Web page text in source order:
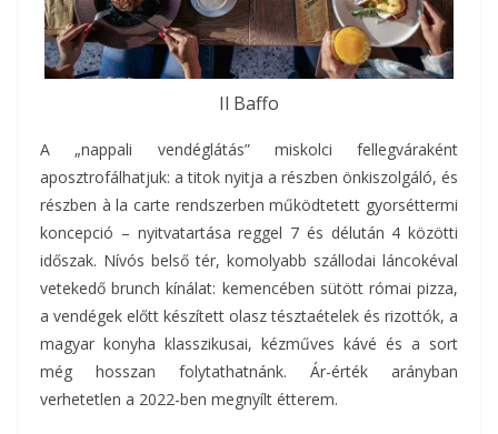
Il Baffo
A „nappali vendéglátás” miskolci fellegváraként
aposztrofálhatjuk: a titok nyitja a részben önkiszolgáló, és
részben à la carte rendszerben működtetett gyorséttermi
koncepció – nyitvatartása reggel 7 és délután 4 közötti
időszak. Nívós belső tér, komolyabb szállodai láncokéval
vetekedő brunch kínálat: kemencében sütött római pizza,
a vendégek előtt készített olasz tésztaételek és rizottók, a
magyar konyha klasszikusai, kézműves kávé és a sort
még hosszan folytathatnánk. Ár-érték arányban
verhetetlen a 2022-ben megnyílt étterem.